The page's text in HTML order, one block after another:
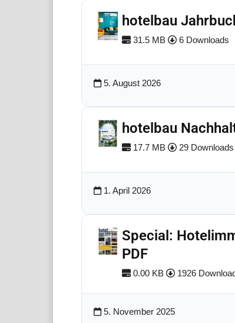
hotelbau
31.5 MB 6 Downloads
5. August 2026
hotelbau
17.7 MB 29 Downloads
1. April 2026
Special:
PDF
0.00 KB 1926
5. November 2025